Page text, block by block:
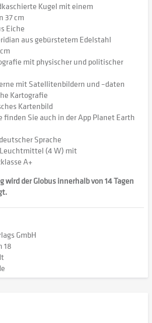
Kugel mit einem
37 cm
Eiche
aus gebürstetem Edelstahl
mit physischer und politischer
mit Satellitenbildern und –daten
Kartografie
Kartenbild
finden Sie auch in der App Planet Earth
Sprache
(4 W) mit
A+
wird der Globus innerhalb von 14 Tagen
GmbH
18